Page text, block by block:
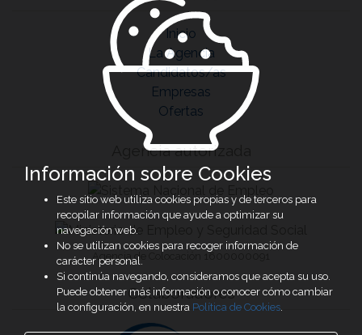
Inicio
La Agencia
Candidatos/as
Empresas
Ofertas
Agencia autorizada
Agencia de Colocación 1600000091
Colaboradores
Información sobre Cookies
Este sitio web utiliza cookies propias y de terceros para
recopilar información que ayude a optimizar su
navegación web.
No se utilizan cookies para recoger información de
carácter personal.
Si continúa navegando, consideramos que acepta su uso.
Puede obtener más información o conocer cómo cambiar
la configuración, en nuestra Política de Cookies.